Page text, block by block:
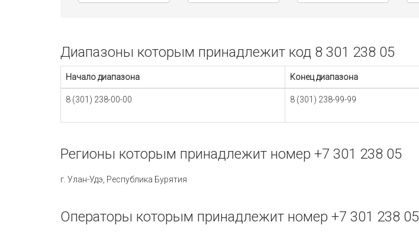
Диапазоны которым принадлежит код 8 301 238 05
Начало диапазона Конец диапазона
8 (301) 238-00-00 8 (301) 238-99-99
Регионы которым принадлежит номер +7 301 238 05
г. Улан-Удэ, Республика Бурятия
Операторы которым принадлежит номер +7 301 238 05